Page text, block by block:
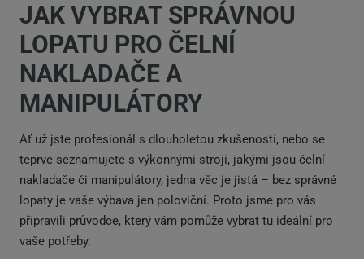
JAK VYBRAT SPRÁVNOU
LOPATU PRO ČELNÍ
NAKLADAČE A
MANIPULÁTORY
Ať už jste profesionál s dlouholetou zkušeností, nebo se
teprve seznamujete s výkonnými stroji, jakými jsou čelní
nakladače či manipulátory, jedna věc je jistá – bez správné
lopaty je vaše výbava jen poloviční. Proto jsme pro vás
připravili průvodce, který vám pomůže vybrat tu ideální pro
vaše potřeby.